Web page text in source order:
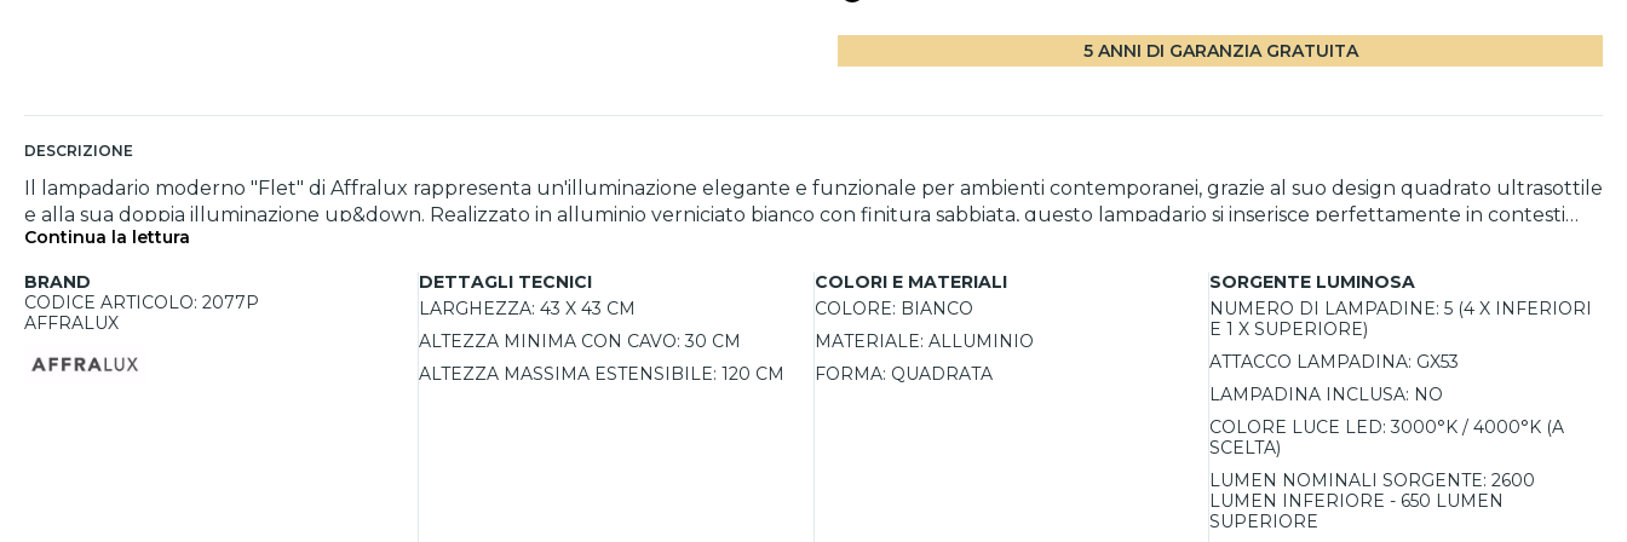
5 ANNI DI GARANZIA GRATUITA
DESCRIZIONE
Il lampadario moderno "Flet" di Affralux rappresenta un'illuminazione elegante e funzionale per ambienti contemporanei, grazie al suo design quadrato ultrasottile
e alla sua doppia illuminazione up&down. Realizzato in alluminio verniciato bianco con finitura sabbiata, questo lampadario si inserisce perfettamente in contesti
moderni, come uffici, soggiorni o sale conferenze. La parte inferiore del lampadario emette una luce diretta verso il basso, ideale per illuminare superfici come piani
di lavoro o tavoli, mentre la parte superiore consente di proiettare una luce indiretta verso il soffitto, creando un'illuminazione uniforme in tutta la stanza. Questo
sistema di doppia illuminazione consente di sfruttare un'illuminazione a 360°, molto versatile e funzionale. Grazie alla struttura in metallo, il lampadario è resistente,
duraturo e richiede poca manutenzione. Le lampadine LED GX53, facilmente intercambiabili, offrono un'elevata luminosità con una scelta di temperature di colore
tra 3000°K e 4000°K, ma devono essere acquistate separatamente.
Continua la lettura
BRAND
CODICE ARTICOLO: 2077P
AFFRALUX
DETTAGLI TECNICI
LARGHEZZA: 43 X 43 CM
ALTEZZA MINIMA CON CAVO: 30 CM
ALTEZZA MASSIMA ESTENSIBILE: 120 CM
COLORI E MATERIALI
COLORE: BIANCO
MATERIALE: ALLUMINIO
FORMA: QUADRATA
SORGENTE LUMINOSA
NUMERO DI LAMPADINE: 5 (4 X INFERIORI
E 1 X SUPERIORE)
ATTACCO LAMPADINA: GX53
LAMPADINA INCLUSA: NO
COLORE LUCE LED: 3000°K / 4000°K (A
SCELTA)
LUMEN NOMINALI SORGENTE: 2600
LUMEN INFERIORE - 650 LUMEN
SUPERIORE